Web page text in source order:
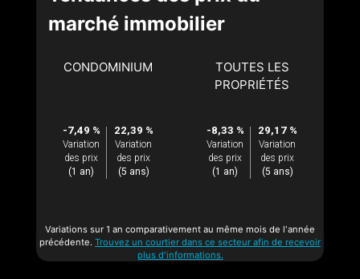
marché immobilier
CONDOMINIUM
-7,49 %
Variation
des prix
(1 an)
22,39 %
Variation
des prix
(5 ans)
TOUTES LES
PROPRIÉTÉS
-8,33 %
Variation
des prix
(1 an)
29,17 %
Variation
des prix
(5 ans)
Variations sur 1 an comparativement au même mois de l'année
précédente. Trouvez un courtier dans ce secteur afin de recevoir
plus d'informations.